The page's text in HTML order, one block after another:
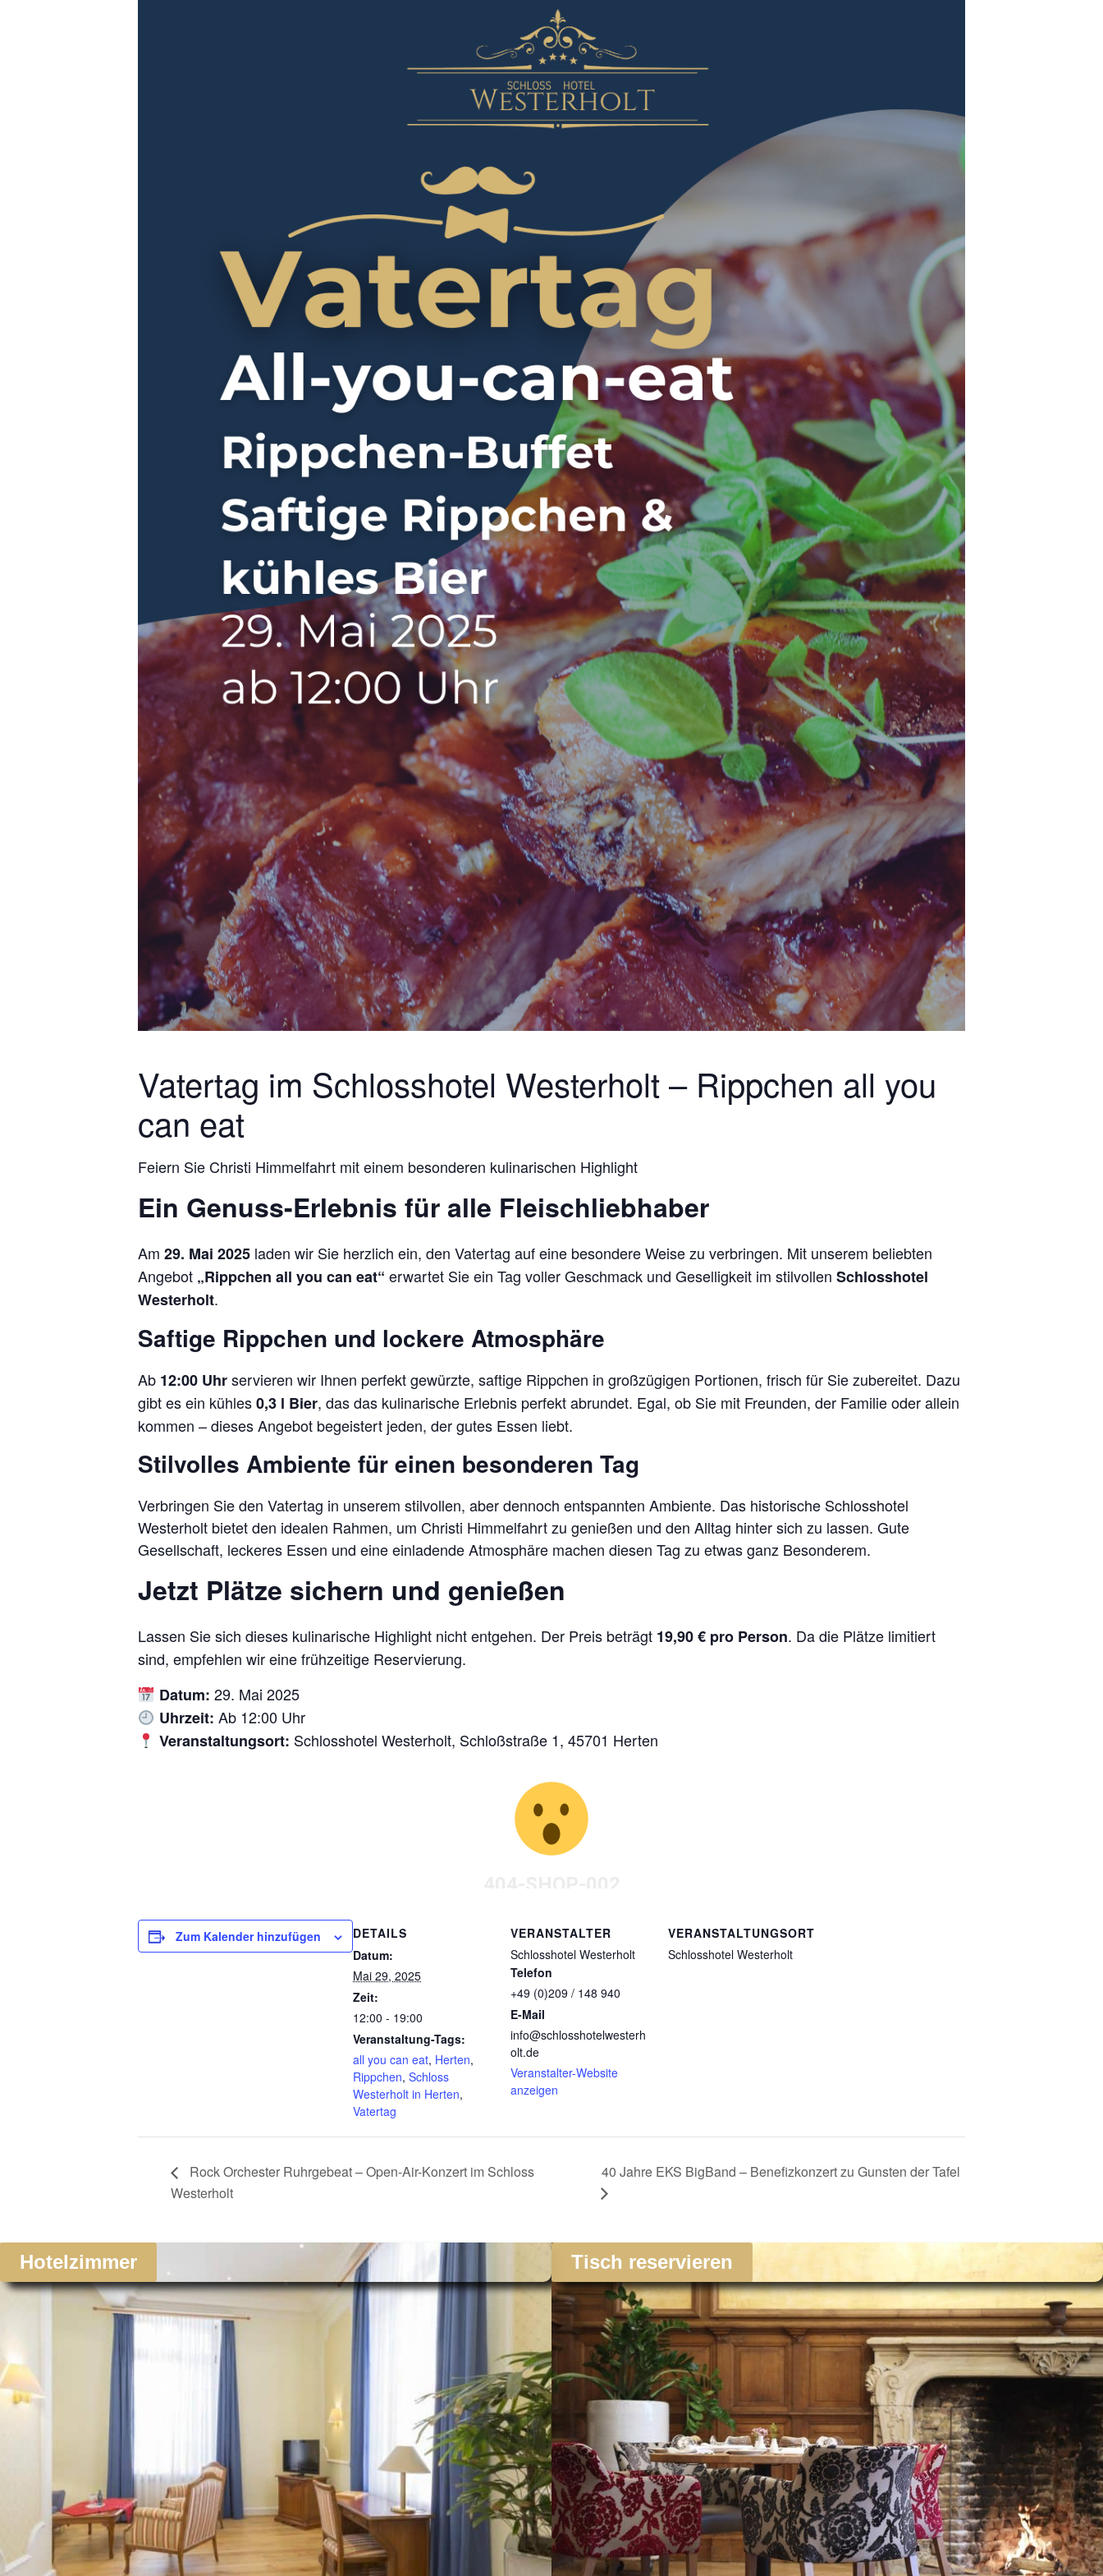
Vatertag im Schlosshotel Westerholt – Rippchen all you
can eat
Feiern Sie Christi Himmelfahrt mit einem besonderen kulinarischen Highlight
Ein Genuss-Erlebnis für alle Fleischliebhaber
Am 29. Mai 2025 laden wir Sie herzlich ein, den Vatertag auf eine besondere Weise zu verbringen. Mit unserem beliebten
Angebot „Rippchen all you can eat“ erwartet Sie ein Tag voller Geschmack und Geselligkeit im stilvollen Schlosshotel
Westerholt.
Saftige Rippchen und lockere Atmosphäre
Ab 12:00 Uhrservieren wir Ihnen perfekt gewürzte, saftige Rippchen in großzügigen Portionen, frisch für Sie zubereitet. Dazu
gibt es ein kühles0,3 l Bier, das das kulinarische Erlebnis perfekt abrundet. Egal, ob Sie mit Freunden, der Familie oder allein
kommen – dieses Angebot begeistert jeden, der gutes Essen liebt.
Stilvolles Ambiente für einen besonderen Tag
Verbringen Sie den Vatertag in unserem stilvollen, aber dennoch entspannten Ambiente. Das historische Schlosshotel
Westerholt bietet den idealen Rahmen, um Christi Himmelfahrt zu genießen und den Alltag hinter sich zu lassen. Gute
Gesellschaft, leckeres Essen und eine einladende Atmosphäre machen diesen Tag zu etwas ganz Besonderem.
Jetzt Plätze sichern und genießen
Lassen Sie sich dieses kulinarische Highlight nicht entgehen. Der Preis beträgt 19,90 € pro Person. Da die Plätze limitiert
sind, empfehlen wir eine frühzeitige Reservierung.
Datum: 29. Mai 2025
Uhrzeit: Ab 12:00 Uhr
Veranstaltungsort: Schlosshotel Westerholt, Schloßstraße 1, 45701 Herten
Zum Kalender hinzufügen
DETAILS
Datum:
Mai 29, 2025
Zeit:
12:00 - 19:00
Veranstaltung-Tags:
all you can eat, Herten,
Rippchen, Schloss
Westerholt in Herten,
Vatertag
VERANSTALTER
Schlosshotel Westerholt
Telefon
+49 (0)209 / 148 940
E-Mail
info@schlosshotelwesterh
olt.de
Veranstalter-Website
anzeigen
VERANSTALTUNGSORT
Schlosshotel Westerholt
Rock Orchester Ruhrgebeat – Open-Air-Konzert im Schloss
Westerholt
40 Jahre EKS BigBand – Benefizkonzert zu Gunsten der Tafel
Hotelzimmer Tisch reservieren